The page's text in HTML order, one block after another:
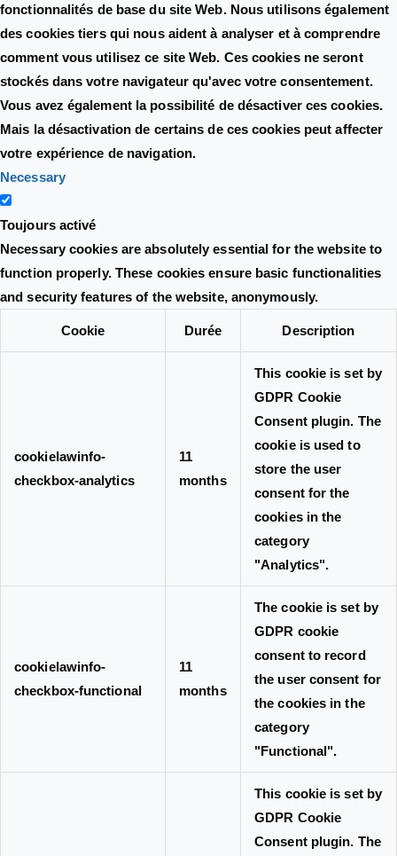
fonctionnalités de base du site Web. Nous utilisons également
des cookies tiers qui nous aident à analyser et à comprendre
comment vous utilisez ce site Web. Ces cookies ne seront
stockés dans votre navigateur qu'avec votre consentement.
Vous avez également la possibilité de désactiver ces cookies.
Mais la désactivation de certains de ces cookies peut affecter
votre expérience de navigation.
Necessary
Toujours activé
Necessary cookies are absolutely essential for the website to
function properly. These cookies ensure basic functionalities
and security features of the website, anonymously.
Cookie Durée Description
cookielawinfo-
checkbox-analytics
11
months
This cookie is set by
GDPR Cookie
Consent plugin. The
cookie is used to
store the user
consent for the
cookies in the
category
"Analytics".
cookielawinfo-
checkbox-functional
11
months
The cookie is set by
GDPR cookie
consent to record
the user consent for
the cookies in the
category
"Functional".
This cookie is set by
GDPR Cookie
Consent plugin. The